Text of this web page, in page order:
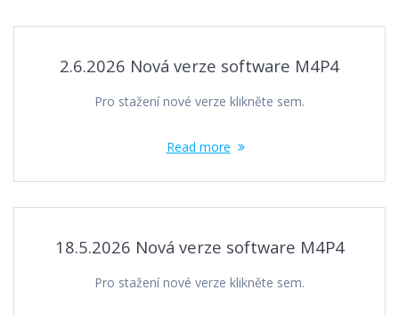
2.6.2026 Nová verze software M4P4
Pro stažení nové verze klikněte sem.
Read more
18.5.2026 Nová verze software M4P4
Pro stažení nové verze klikněte sem.